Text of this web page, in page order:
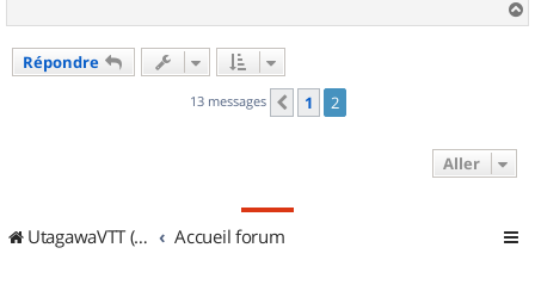
a
Répondre
13 messages Précédent
1 2
Aller
UtagawaVTT (Randos VTT et VTTAE avec traces GPS) Accueil forum